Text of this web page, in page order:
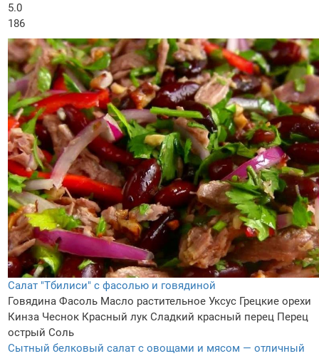
5.0
186
Салат "Тбилиси" с фасолью и говядиной
Говядина Фасоль Масло растительное Уксус Грецкие орехи
Кинза Чеснок Красный лук Сладкий красный перец Перец
острый Соль
Сытный белковый салат с овощами и мясом — отличный